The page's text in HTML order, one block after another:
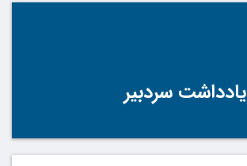
یادداشت سردبیر